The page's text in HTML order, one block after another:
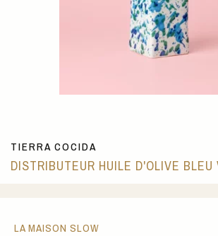
TIERRA COCIDA
DISTRIBUTEUR HUILE D'OLIVE BLEU
LA MAISON SLOW